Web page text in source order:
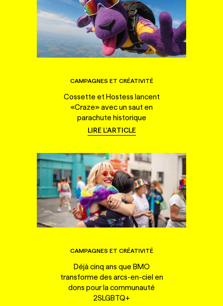
CAMPAGNES ET CRÉATIVITÉ
Cossette et Hostess lancent
«Craze» avec un saut en
parachute historique
LIRE L'ARTICLE
CAMPAGNES ET CRÉATIVITÉ
Déjà cinq ans que BMO
transforme des arcs-en-ciel en
dons pour la communauté
2SLGBTQ+